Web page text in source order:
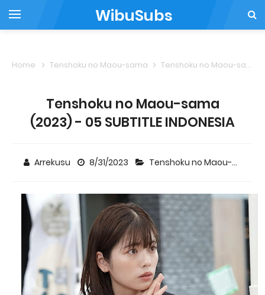
WibuSubs
Home Tenshoku no Maou-sama Tenshoku no Maou-sama (2023) - 05 SUBTITLE INDONESIA
Tenshoku no Maou-sama
(2023) - 05 SUBTITLE INDONESIA
Arrekusu 8/31/2023 Tenshoku no Maou-sama